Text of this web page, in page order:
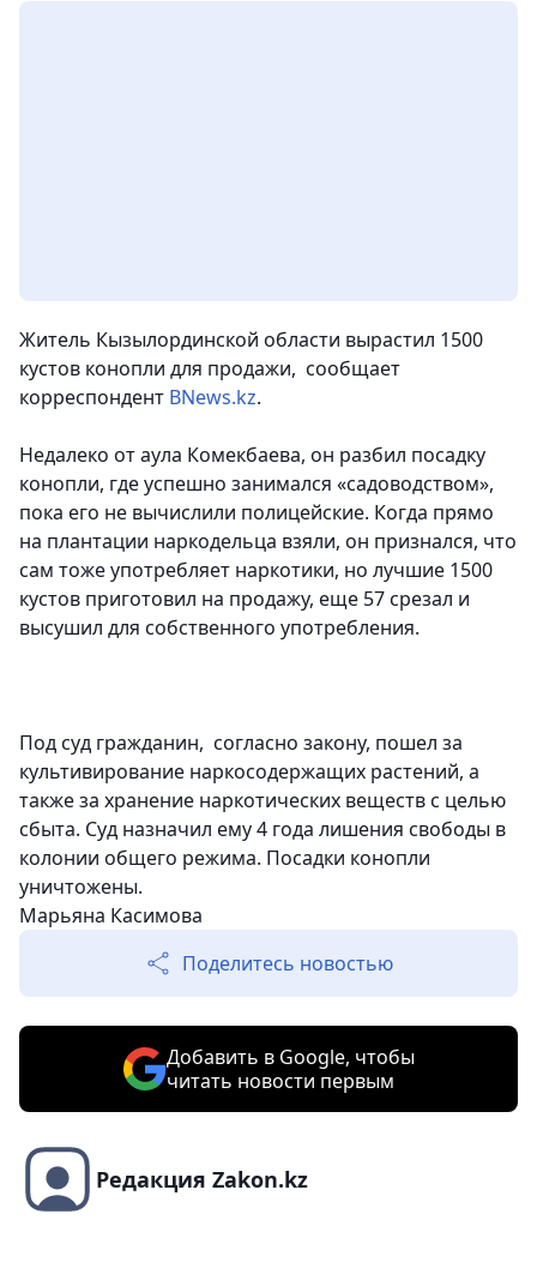
Житель Кызылординской области вырастил 1500
кустов конопли для продажи, сообщает
корреспондент BNews.kz.
Недалеко от аула Комекбаева, он разбил посадку
конопли, где успешно занимался «садоводством»,
пока его не вычислили полицейские. Когда прямо
на плантации наркодельца взяли, он признался, что
сам тоже употребляет наркотики, но лучшие 1500
кустов приготовил на продажу, еще 57 срезал и
высушил для собственного употребления.
Под суд гражданин, согласно закону, пошел за
культивирование наркосодержащих растений, а
также за хранение наркотических веществ с целью
сбыта. Суд назначил ему 4 года лишения свободы в
колонии общего режима. Посадки конопли
уничтожены.
Марьяна Касимова
Поделитесь новостью
Добавить в Google, чтобы
читать новости первым
Редакция Zakon.kz